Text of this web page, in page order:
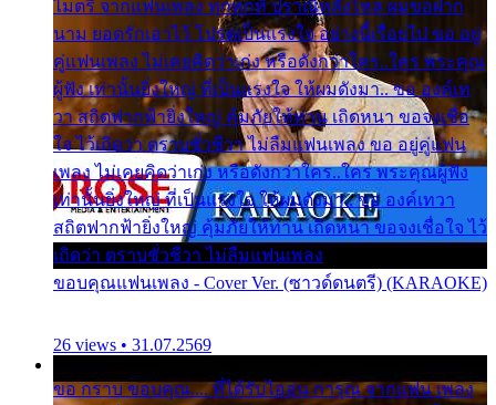
ไมตรี จากแฟนเพลง ทุกทุกที่ ปราณีหลั่งไหล ผมขอฝาก
นาม ยอดรักเอาไว้ โปรดเป็นแรงใจ อย่างนี้เรื่อยไป ขอ อยู่
คู่แฟนเพลง ไม่เคยคิดว่าเก่ง หรือดังกว่าใคร..ใคร พระคุณ
ผู้ฟัง เท่านั้นยิ่งใหญ่ ที่เป็นแรงใจ ให้ผมดังมา.. ขอ องค์เท
วา สถิตฟากฟ้ายิ่งใหญ่ คุ้มภัยให้ท่าน เถิดหนา ขอจงเชื่อ
ใจ ไว้เถิดว่า ตราบชั่วชีวา ไม่ลืมแฟนเพลง ขอ อยู่คู่แฟน
เพลง ไม่เคยคิดว่าเก่ง หรือดังกว่าใคร..ใคร พระคุณผู้ฟัง
เท่านั้นยิ่งใหญ่ ที่เป็นแรงใจ ให้ผมดังมา.. ขอ องค์เทวา
สถิตฟากฟ้ายิ่งใหญ่ คุ้มภัยให้ท่าน เถิดหนา ขอจงเชื่อใจ ไว้
เถิดว่า ตราบชั่วชีวา ไม่ลืมแฟนเพลง
ขอบคุณแฟนเพลง - Cover Ver. (ซาวด์ดนตรี) (KARAOKE)
26 views • 31.07.2569
ขอ กราบ ขอบคุณ.... ที่ได้รับไออุ่น การุณ จากแฟน เพลง